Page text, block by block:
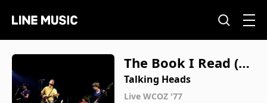
The Book I Read (Li
ve at WCOZ Northe
rn Studio, Maynard,
Talking Heads
Live WCOZ '77